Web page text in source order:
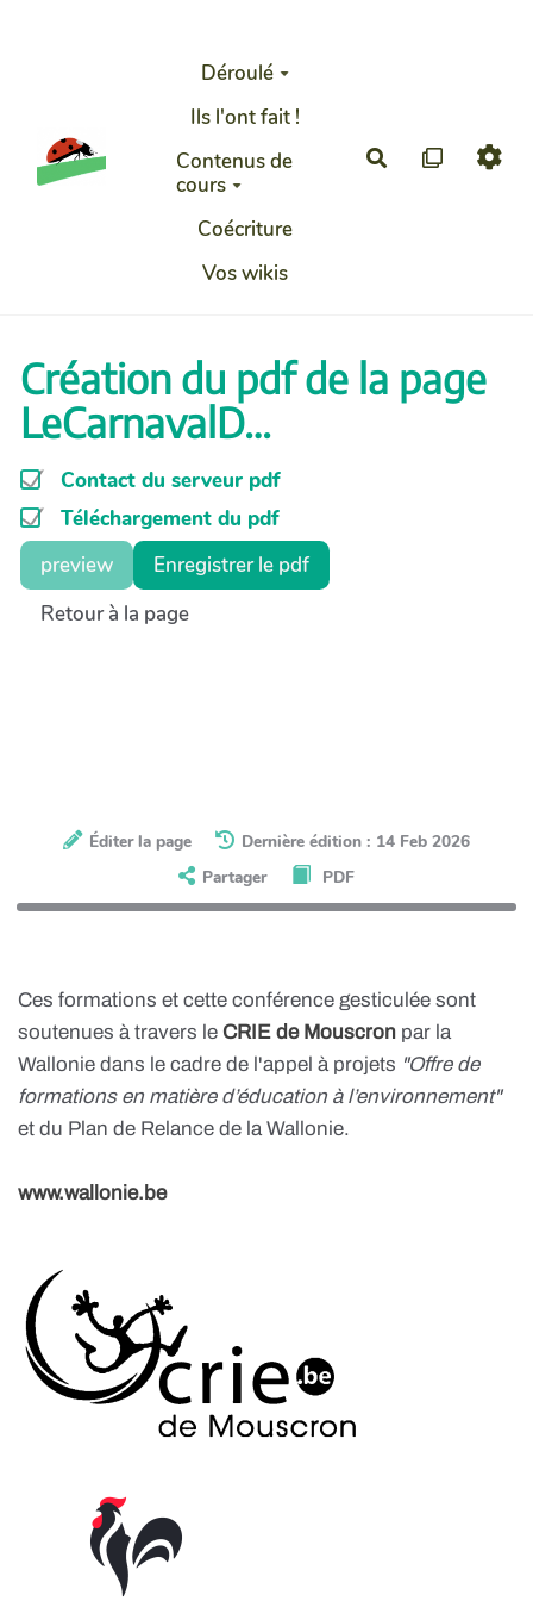
Déroulé
Ils l'ont fait !
Contenus de
cours
Coécriture
Vos wikis
Rechercher
Création du pdf de la page
LeCarnavalD…
Contact du serveur pdf
Téléchargement du pdf
preview
Enregistrer le pdf
Retour à la page
Éditer la page
Dernière édition : 14 Feb 2026
Partager
PDF